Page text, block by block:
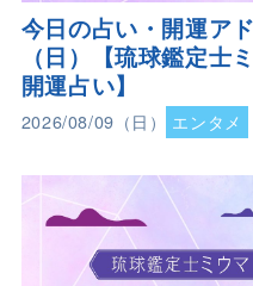
今日の占い・開運ア
（日）【琉球鑑定士
開運占い】
2026/08/09（日） エンタメ